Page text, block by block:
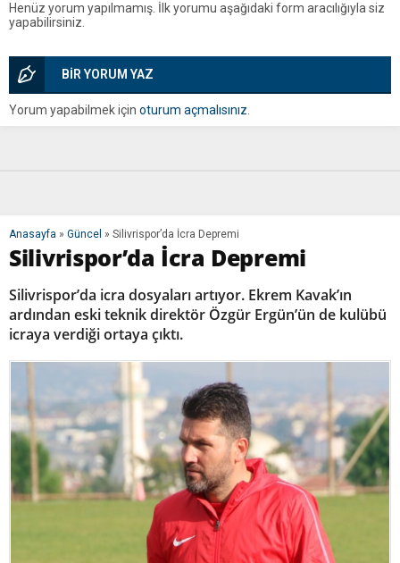
Henüz yorum yapılmamış. İlk yorumu aşağıdaki form aracılığıyla siz
yapabilirsiniz.
BİR YORUM YAZ
Yorum yapabilmek için oturum açmalısınız.
Anasayfa » Güncel » Silivrispor’da İcra Depremi
Silivrispor’da İcra Depremi
Silivrispor’da icra dosyaları artıyor. Ekrem Kavak’ın
ardından eski teknik direktör Özgür Ergün’ün de kulübü
icraya verdiği ortaya çıktı.